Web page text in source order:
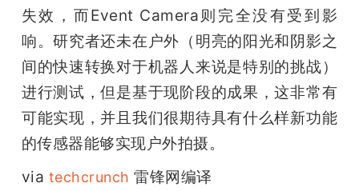
失效，而Event Camera则完全没有受到影
响。研究者还未在户外（明亮的阳光和阴影之
间的快速转换对于机器人来说是特别的挑战）
进行测试，但是基于现阶段的成果，这非常有
可能实现，并且我们很期待具有什么样新功能
的传感器能够实现户外拍摄。
via techcrunch 雷锋网编译